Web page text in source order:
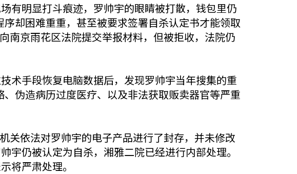
有明显打斗痕迹，罗帅宇的眼睛被打散，钱包里仍
却困难重重，甚至被要求签署自杀认定书才能领取
南京雨花区法院提交举报材料，但被拒收，法院仍
术手段恢复电脑数据后，发现罗帅宇当年搜集的重
伪造病历过度医疗、以及非法获取贩卖器官等严重
关依法对罗帅宇的电子产品进行了封存，并未修改
仍被认定为自杀，湘雅二院已经进行内部处理。
将严肃处理。